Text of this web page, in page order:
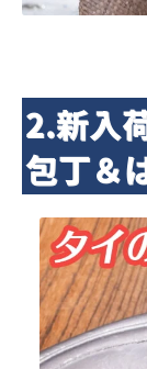
2.新入
包丁＆